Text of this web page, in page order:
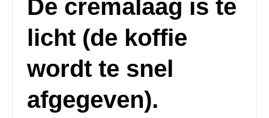
De cremalaag is te
licht (de koffie
wordt te snel
afgegeven).